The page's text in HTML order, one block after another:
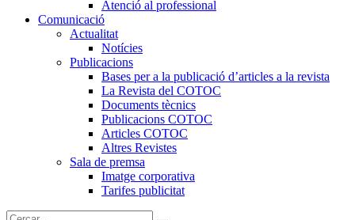
Atenció al professional
Comunicació
Actualitat
Notícies
Publicacions
Bases per a la publicació d’articles a la revista
La Revista del COTOC
Documents tècnics
Publicacions COTOC
Articles COTOC
Altres Revistes
Sala de premsa
Imatge corporativa
Tarifes publicitat
Cercar: